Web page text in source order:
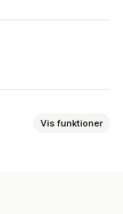
Vis funktioner